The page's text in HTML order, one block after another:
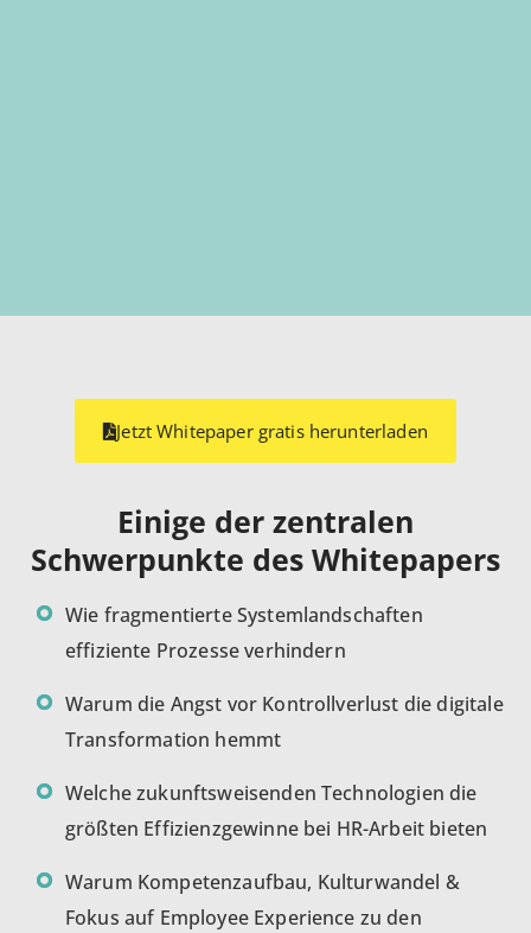
Jetzt Whitepaper gratis herunterladen
Einige der zentralen
Schwerpunkte des Whitepapers
Wie fragmentierte Systemlandschaften
effiziente Prozesseverhindern
Warum die Angst vor Kontrollverlust die digitale
Transformation hemmt
Welche zukunftsweisenden Technologien die
größten Effizienzgewinne bei HR-Arbeit bieten
Warum Kompetenzaufbau, Kulturwandel &
Fokus auf Employee Experience zu den